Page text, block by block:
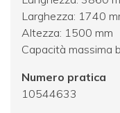
Larghezza: 1740
Altezza: 1500 mm
Capacità massima
Numero pratica
10544633